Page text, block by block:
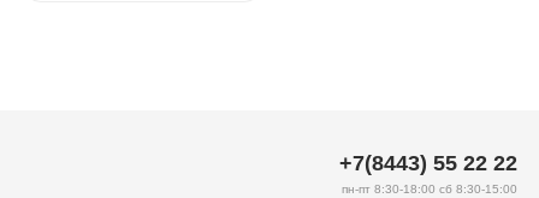
+7(8443) 55 22 22
пн-пт 8:30-18:00 сб 8:30-15:00